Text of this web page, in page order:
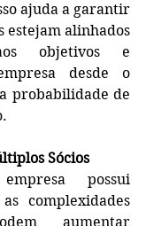
ajuda a garantir
estejam alinhados
objetivos e
desde o
probabilidade de
Sócios
possui
complexidades
aumentar